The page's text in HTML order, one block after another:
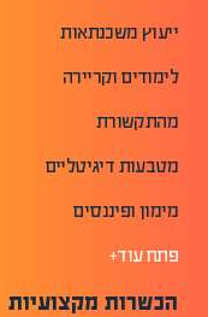
ייעוץ משכנתאות
לימודים וקריירה
מהתקשורת
מטבעות דיגיטליים
מימון ופיננסים
פתח עוד+
הכשרות מקצועיות